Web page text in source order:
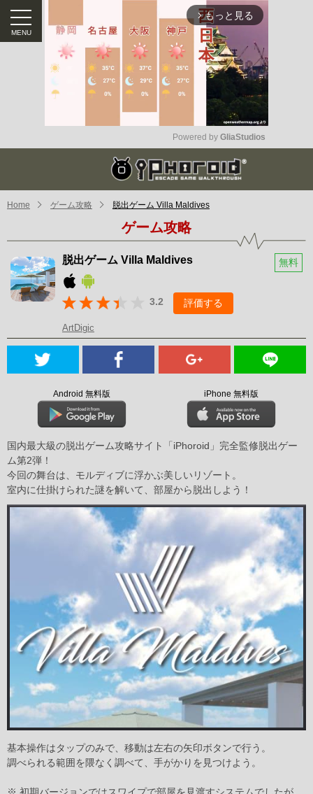
arrow_forward_ios もっと見る
Mute
Powered by GliaStudios
Home ゲーム攻略 脱出ゲーム Villa Maldives
ゲーム攻略
脱出ゲーム Villa Maldives 無料
3.2 評価する
ArtDigic
Android 無料版 iPhone 無料版
国内最大級の脱出ゲーム攻略サイト「iPhoroid」完全監修脱出ゲー
ム第2弾！
今回の舞台は、モルディブに浮かぶ美しいリゾート。
室内に仕掛けられた謎を解いて、部屋から脱出しよう！
基本操作はタップのみで、移動は左右の矢印ボタンで行う。
調べられる範囲を隈なく調べて、手がかりを見つけよう。